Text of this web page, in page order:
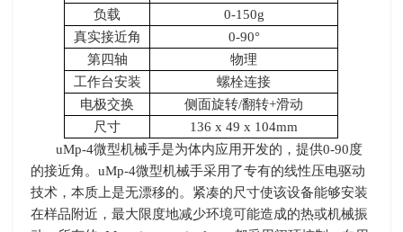
负载
0-150g
真实接近角
0-90°
第四轴
物理
工作台安装
螺栓连接
电极交换
侧面旋转/翻转+滑动
尺寸
136 x 49 x 104mm
uMp-4微型机械手是为体内应用开发的，提供0-90度
的接近角。uMp-4微型机械手采用了专有的线性压电驱动
技术，本质上是无漂移的。紧凑的尺寸使该设备能够安装
在样品附近，最大限度地减少环境可能造成的热或机械振